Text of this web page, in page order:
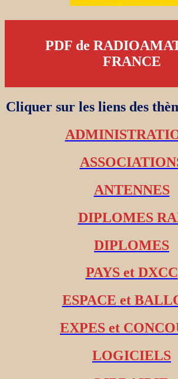
PDF de
FRANCE
Cliquer sur les liens des
ANTENNES
DIPLOMES
DIPLOMES
PAYS et DXCC
ESPACE et
EXPES et
LOGICIELS